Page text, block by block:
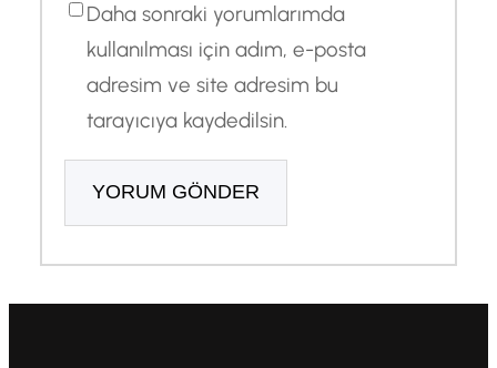
Daha sonraki yorumlarımda
kullanılması için adım, e-posta
adresim ve site adresim bu
tarayıcıya kaydedilsin.